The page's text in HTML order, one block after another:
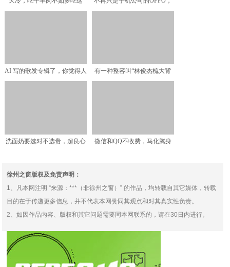
AI 写的歌发专辑了，你觉得人
有一种整容叫“林俊杰梳大背
洗面奶要选对不选贵，超良心
微信和QQ不收费，马化腾身
徐州之窗版权及免责声明：
1、凡本网注明 “来源：***（非徐州之窗）” 的作品，均转载自其它媒体，转载
目的在于传递更多信息，并不代表本网赞同其观点和对其真实性负责。
2、如因作品内容、版权和其它问题需要同本网联系的，请在30日内进行。